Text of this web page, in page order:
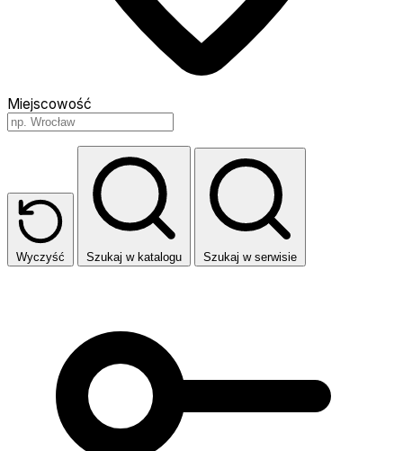
Miejscowość
Wyczyść Szukaj w katalogu Szukaj w serwisie